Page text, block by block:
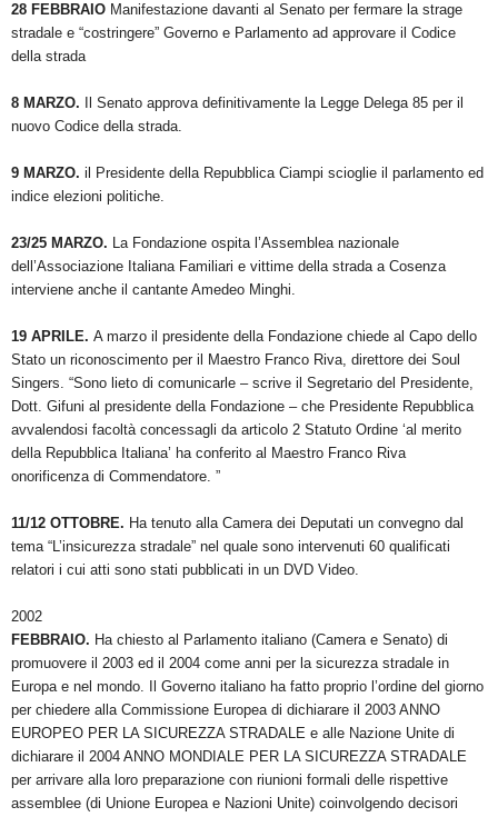
28 FEBBRAIO Manifestazione davanti al Senato per fermare la strage
stradale e “costringere” Governo e Parlamento ad approvare il Codice
della strada
8 MARZO.
Il Senato approva definitivamente la Legge Delega 85 per il
nuovo Codice della strada.
9 MARZO. il Presidente della Repubblica Ciampi scioglie il parlamento ed
indice elezioni politiche.
23/25 MARZO. La Fondazione ospita l’Assemblea nazionale
dell’Associazione Italiana Familiari e vittime della strada a Cosenza
interviene anche il cantante Amedeo Minghi.
19 APRILE. A marzo il presidente della Fondazione chiede al Capo dello
Stato un riconoscimento per il Maestro Franco Riva, direttore dei Soul
Singers. “Sono lieto di comunicarle – scrive il Segretario del Presidente,
Dott. Gifuni al presidente della Fondazione – che Presidente Repubblica
avvalendosi facoltà concessagli da articolo 2 Statuto Ordine ‘al merito
della Repubblica Italiana’ ha conferito al Maestro Franco Riva
onorificenza di Commendatore. ”
11/12 OTTOBRE. Ha tenuto alla Camera dei Deputati un convegno dal
tema “L’insicurezza stradale” nel quale sono intervenuti 60 qualificati
relatori i cui atti sono stati pubblicati in un DVD Video.
2002
FEBBRAIO. Ha chiesto al Parlamento italiano (Camera e Senato) di
promuovere il 2003 ed il 2004 come anni per la sicurezza stradale in
Europa e nel mondo. Il Governo italiano ha fatto proprio l’ordine del giorno
per chiedere alla Commissione Europea di dichiarare il 2003 ANNO
EUROPEO PER LA SICUREZZA STRADALE e alle Nazione Unite di
dichiarare il 2004 ANNO MONDIALE PER LA SICUREZZA STRADALE
per arrivare alla loro preparazione con riunioni formali delle rispettive
assemblee (di Unione Europea e Nazioni Unite) coinvolgendo decisori